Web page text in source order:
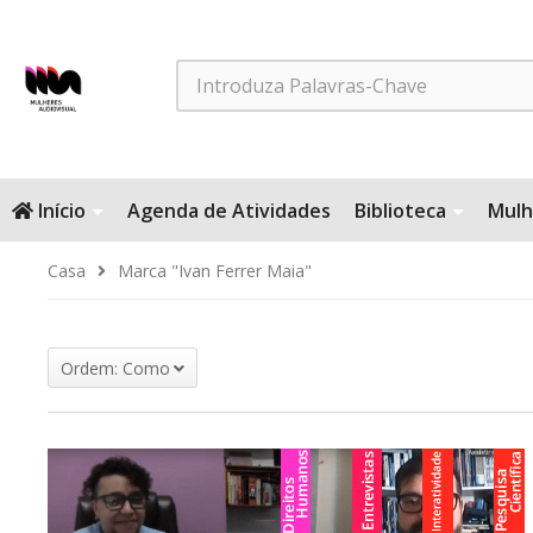
Search
Início Agenda de Atividades Biblioteca
Casa Marca "Ivan Ferrer Maia"
Ordem: Como